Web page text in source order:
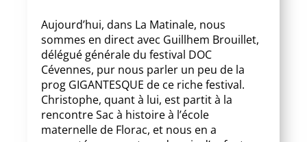
Aujourd’hui, dans La Matinale, nous
sommes en direct avec Guillhem Brouillet,
délégué générale du festival DOC
Cévennes, pur nous parler un peu de la
prog GIGANTESQUE de ce riche festival.
Christophe, quant à lui, est partit à la
rencontre Sac à histoire à l’école
maternelle de Florac, et nous en a